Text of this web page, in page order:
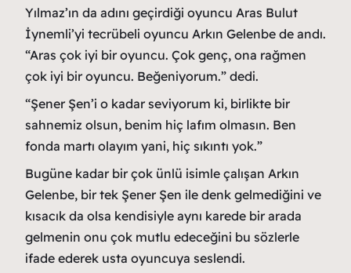
Yılmaz’ın da adını geçirdiği oyuncu Aras Bulut
İynemli’yi tecrübeli oyuncu Arkın Gelenbe de andı.
“Aras çok iyi bir oyuncu. Çok genç, ona rağmen
çok iyi bir oyuncu. Beğeniyorum.” dedi.
“Şener Şen’i o kadar seviyorum ki, birlikte bir
sahnemiz olsun, benim hiç lafım olmasın. Ben
fonda martı olayım yani, hiç sıkıntı yok.”
Bugüne kadar bir çok ünlü isimle çalışan Arkın
Gelenbe, bir tek Şener Şen ile denk gelmediğini ve
kısacık da olsa kendisiyle aynı karede bir arada
gelmenin onu çok mutlu edeceğini bu sözlerle
ifade ederek usta oyuncuya seslendi.